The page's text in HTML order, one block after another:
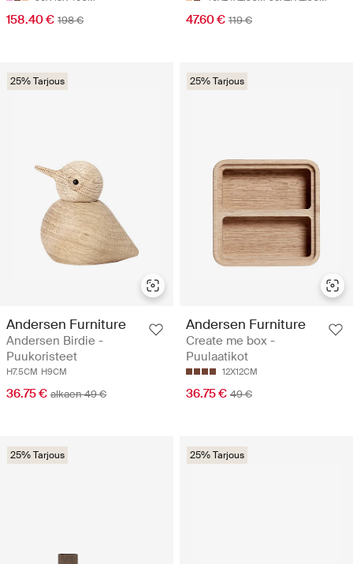
158.40 € 198 € 47.60 € 119 €
25% Tarjous
Andersen Furniture
Andersen Birdie -
Puukoristeet
H7.5CM H9CM
36.75 € alkaen 49 €
25% Tarjous
Andersen Furniture
Create me box -
Puulaatikot
12X12CM
36.75 € 49 €
25% Tarjous 25% Tarjous